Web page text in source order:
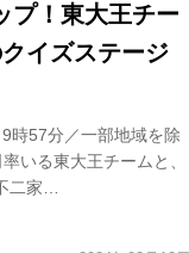
プ！東大王チー
イズステージ
時57分／一部地域を除
いる東大王チームと、
二家…